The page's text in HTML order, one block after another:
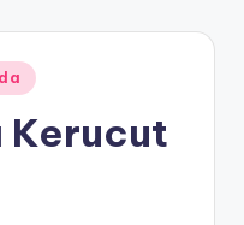
Kerucut